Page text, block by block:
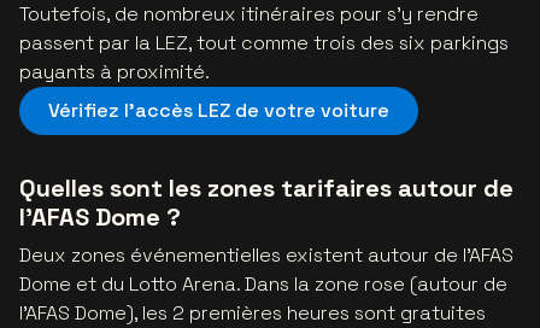
Toutefois, de nombreux itinéraires pour s’y rendre
passent par la LEZ, tout comme trois des six parkings
payants à proximité.
Vérifiez l’accès LEZ de votre voiture
Quelles sont les zones tarifaires autour de
l’AFAS Dome ?
Deux zones événementielles existent autour de l’AFAS
Dome et du Lotto Arena. Dans la zone rose (autour de
l’AFAS Dome), les 2 premières heures sont gratuites